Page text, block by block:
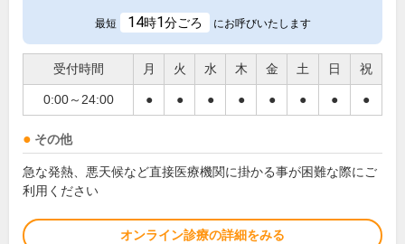
最短 14時1分ごろ にお呼びいたします
受付時間 月 火 水 木 金 土 日 祝
0:00～24:00 ● ● ● ● ● ● ● ●
その他
急な発熱、悪天候など直接医療機関に掛かる事が困難な際にご
利用ください
オンライン診療の詳細をみる